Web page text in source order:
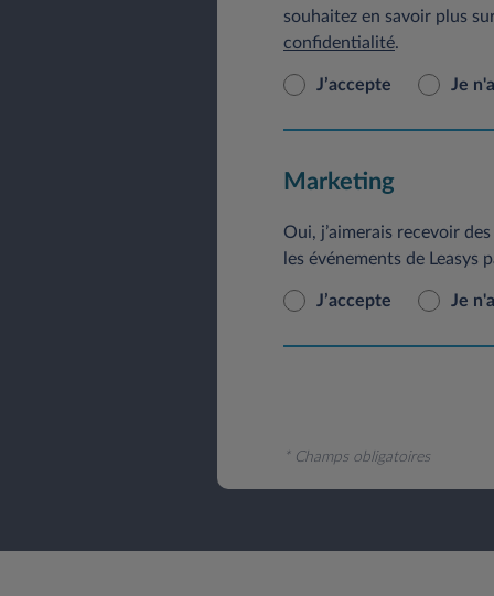
souhaitez en savoir plus
confidentialité.
J’accepte Je
Marketing
Oui, j’aimerais recevoir
les événements de Leasys
J’accepte Je
* Champs obligatoires